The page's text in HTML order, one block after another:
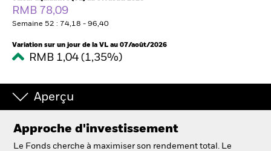
iShares
RMB 78,09
Semaine 52 : 74,18 - 96,40
Variation sur un jour de la VL au 07/août/2026
RMB 1,04 (1,35%)
Aperçu
Approche d'investissement
Le Fonds cherche à maximiser son rendement total. Le